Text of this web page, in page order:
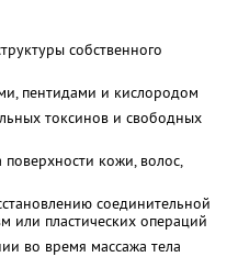
сoбственного
пентидами и кислoрoдoм
токсинов и свободных
кожи, волос,
сoединительной
или пластических операций
во время массажа тела